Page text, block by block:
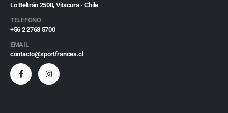
Lo Beltrán 2500, Vitacura - Chile
TELEFONO
+56 2 2768 5700
EMAIL
contacto@sportfrances.cl